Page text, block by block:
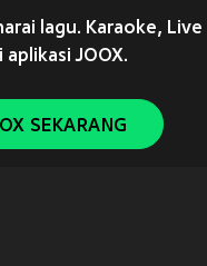
lagu. Karaoke, Live
JOOX.
SEKARANG